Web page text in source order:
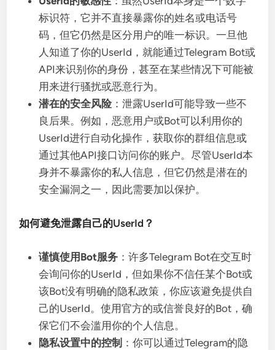
标识符，它并不直接暴露你的姓名或电话号
码，但它仍然是区分用户的唯一标识。一旦他
人知道了你的UserId，就能通过Telegram Bot或
API来识别你的身份，甚至在某些情况下可能被
用来进行骚扰或恶意行为。
潜在的安全风险 ：泄露UserId可能导致一些不
良后果。例如，恶意用户或Bot可以利用你的
UserId进行自动化操作，获取你的群组信息或
通过其他API接口访问你的账户。尽管UserId本
身并不暴露你的私人信息，但它仍然是潜在的
安全漏洞之一，因此需要加以保护。
如何避免泄露自己的UserId？
谨慎使用Bot服务 ：许多Telegram Bot在交互时
会询问你的UserId，但如果你不信任某个Bot或
该Bot没有明确的隐私政策，你应该避免提供自
己的UserId。使用官方的或信誉良好的Bot，确
保它们不会滥用你的个人信息。
隐私设置中的控制 ：你可以通过Telegram的隐